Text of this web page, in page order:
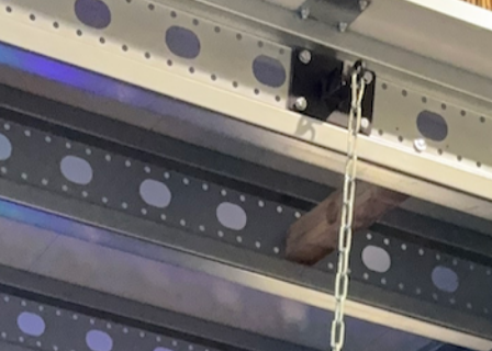
€ 40,-
Onbeperkt inschrijven voor alle groepslessen.
-
Maandelijks opzegbaar.
Meld je aan!
ONBEPERKT (1 JAAR)